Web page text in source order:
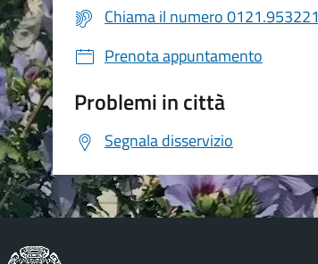
Chiama il numero 0121.953221
Prenota appuntamento
Problemi in città
Segnala disservizio